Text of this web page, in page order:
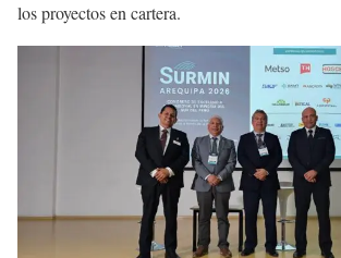
los proyectos en cartera.